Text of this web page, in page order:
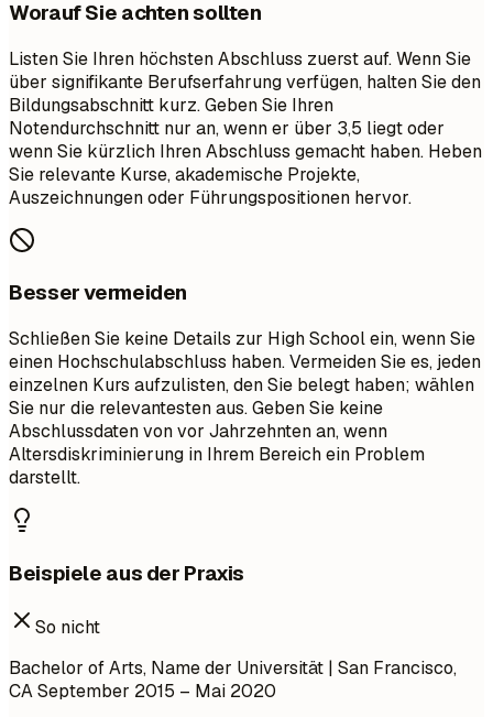
Worauf Sie achten sollten
Listen Sie Ihren höchsten Abschluss zuerst auf. Wenn Sie
über signifikante Berufserfahrung verfügen, halten Sie den
Bildungsabschnitt kurz. Geben Sie Ihren
Notendurchschnitt nur an, wenn er über 3,5 liegt oder
wenn Sie kürzlich Ihren Abschluss gemacht haben. Heben
Sie relevante Kurse, akademische Projekte,
Auszeichnungen oder Führungspositionen hervor.
Besser vermeiden
Schließen Sie keine Details zur High School ein, wenn Sie
einen Hochschulabschluss haben. Vermeiden Sie es, jeden
einzelnen Kurs aufzulisten, den Sie belegt haben; wählen
Sie nur die relevantesten aus. Geben Sie keine
Abschlussdaten von vor Jahrzehnten an, wenn
Altersdiskriminierung in Ihrem Bereich ein Problem
darstellt.
Beispiele aus der Praxis
So nicht
Bachelor of Arts, Name der Universität | San Francisco,
CASeptember 2015 – Mai 2020